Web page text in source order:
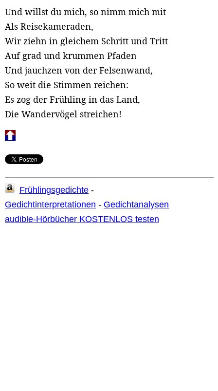
Und willst du mich, so nimm mich mit
Als Reisekameraden,
Wir ziehn in gleichem Schritt und Tritt
Auf grad und krummen Pfaden
Und jauchzen von der Felsenwand,
So weit die Stimmen reichen:
Es zog der Frühling in das Land,
Die Wandervögel streichen!
Frühlingsgedichte -
Gedichtinterpretationen - Gedichtanalysen
audible-Hörbücher KOSTENLOS testen